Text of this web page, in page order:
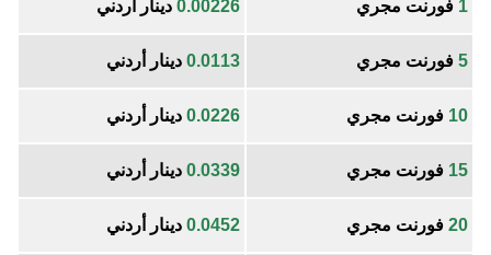
1 فورنت مجري 0.00226 دينار أردني
5 فورنت مجري 0.0113 دينار أردني
10 فورنت مجري 0.0226 دينار أردني
15 فورنت مجري 0.0339 دينار أردني
20 فورنت مجري 0.0452 دينار أردني